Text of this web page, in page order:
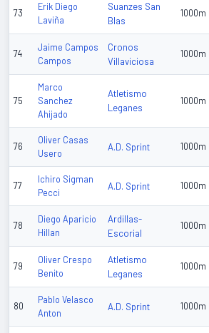
73
Erik Diego
Laviña
Suanzes San
Blas
1000m
74
Jaime Campos
Campos
Cronos
Villaviciosa
1000m
75
Marco
Sanchez
Ahijado
Atletismo
Leganes
1000m
76
Oliver Casas
Usero
A.D. Sprint 1000m
77
Ichiro Sigman
Pecci
A.D. Sprint 1000m
78
Diego Aparicio
Hillan
Ardillas-
Escorial
1000m
79
Oliver Crespo
Benito
Atletismo
Leganes
1000m
80
Pablo Velasco
Anton
A.D. Sprint 1000m